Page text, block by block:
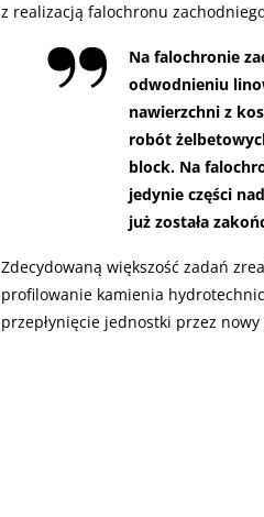
z realizacją falochronu
Na falochronie
odwodnieniu
nawierzchni z
robót
block. Na
jedynie części
już została
Zdecydowaną większość zadań
profilowanie kamienia
przepłynięcie jednostki przez